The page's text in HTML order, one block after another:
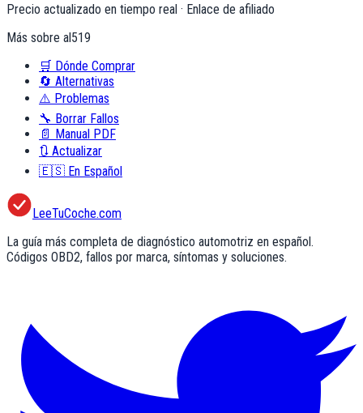
Precio actualizado en tiempo real · Enlace de afiliado
Más sobre al519
🛒 Dónde Comprar
🔄 Alternativas
⚠️ Problemas
🔧 Borrar Fallos
📄
Manual PDF
🔃 Actualizar
🇪🇸 En Español
LeeTuCoche.com
La guía más completa de diagnóstico automotriz en español.
Códigos OBD2, fallos por marca, síntomas y soluciones.